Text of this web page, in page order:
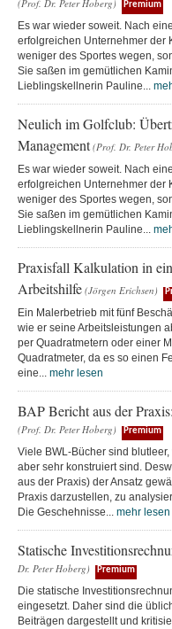
(Prof. Dr. Peter Hoberg) Premium
Es war wieder soweit. Nach
erfolgreichen Unternehmer der
weniger des Sportes wegen,
Sie saßen im gemütlichen
Lieblingskellnerin Pauline...
Neulich im Golfclub:
Management (Prof. Dr. Peter
Es war wieder soweit. Nach
erfolgreichen Unternehmer der
weniger des Sportes wegen,
Sie saßen im gemütlichen
Lieblingskellnerin Pauline...
Praxisfall Kalkulation in
Arbeitshilfe (Jörgen Erichsen)
Ein Malerbetrieb mit fünf
wie er seine Arbeitsleistungen
per Quadratmetern oder einer
Quadratmeter, da es so einen
eine... mehr lesen
BAP Bericht aus der
(Prof. Dr. Peter Hoberg) Premium
Viele BWL-Bücher sind
aber sehr konstruiert sind.
aus der Praxis) der Ansatz
Praxis darzustellen, zu
Die Geschehnisse... mehr lesen
Statische
Dr. Peter Hoberg)
Premium
Die statische
eingesetzt. Daher sind die
Beiträgen dargestellt und